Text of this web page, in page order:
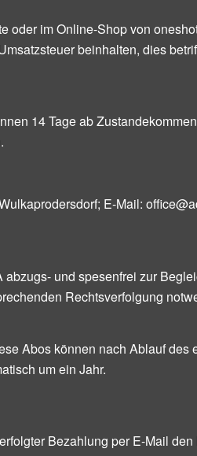
im Online-Shop von
beinhalten, dies
14 Tage ab
E-Mail:
und spesenfrei zur
Rechtsverfolgung
Abos können nach Ablauf des
um ein Jahr.
Bezahlung per E-Mail